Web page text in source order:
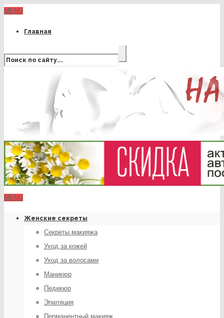
MENU
Главная
MENU
Женские секреты
Секреты макияжа
Уход за кожей
Уход за волосами
Маникюр
Педикюр
Эпиляция
Перманентный макияж